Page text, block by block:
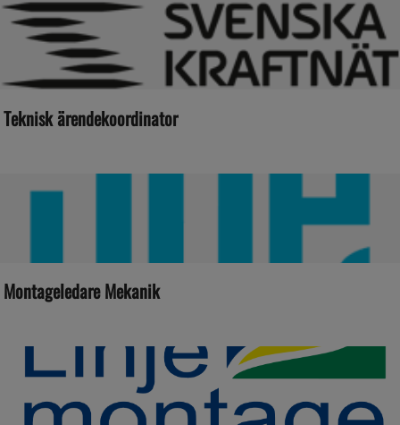
Teknisk ärendekoordinator
Montageledare Mekanik